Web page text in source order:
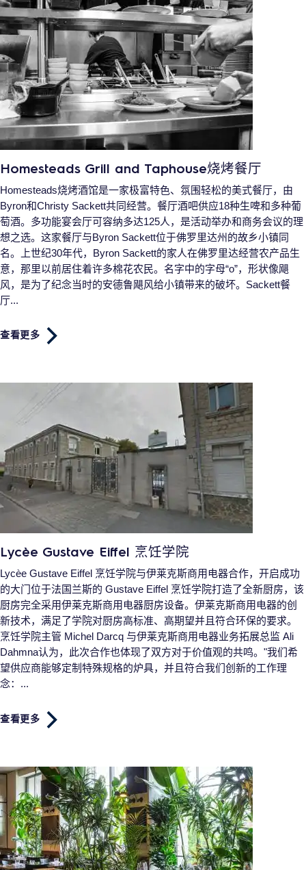
Homesteads Grill and Taphouse烧烤餐厅
Homesteads烧烤酒馆是一家极富特色、氛围轻松的美式餐厅，由
Byron和Christy Sackett共同经营。餐厅酒吧供应18种生啤和多种葡
萄酒。多功能宴会厅可容纳多达125人，是活动举办和商务会议的理
想之选。这家餐厅与Byron Sackett位于佛罗里达州的故乡小镇同
名。上世纪30年代，Byron Sackett的家人在佛罗里达经营农产品生
意，那里以前居住着许多棉花农民。名字中的字母“o”，形状像飓
风，是为了纪念当时的安德鲁飓风给小镇带来的破坏。Sackett餐
厅...
查看更多
Lycèe Gustave Eiffel 烹饪学院
Lycèe Gustave Eiffel 烹饪学院与伊莱克斯商用电器合作，开启成功
的大门位于法国兰斯的 Gustave Eiffel 烹饪学院打造了全新厨房，该
厨房完全采用伊莱克斯商用电器厨房设备。伊莱克斯商用电器的创
新技术，满足了学院对厨房高标准、高期望并且符合环保的要求。
烹饪学院主管 Michel Darcq 与伊莱克斯商用电器业务拓展总监 Ali
Dahmna认为，此次合作也体现了双方对于价值观的共鸣。"我们希
望供应商能够定制特殊规格的炉具，并且符合我们创新的工作理
念：...
查看更多